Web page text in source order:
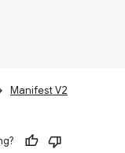
Manifest V2